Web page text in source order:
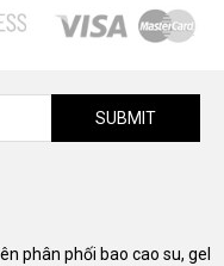
SUBMIT
phân phối bao cao su, gel